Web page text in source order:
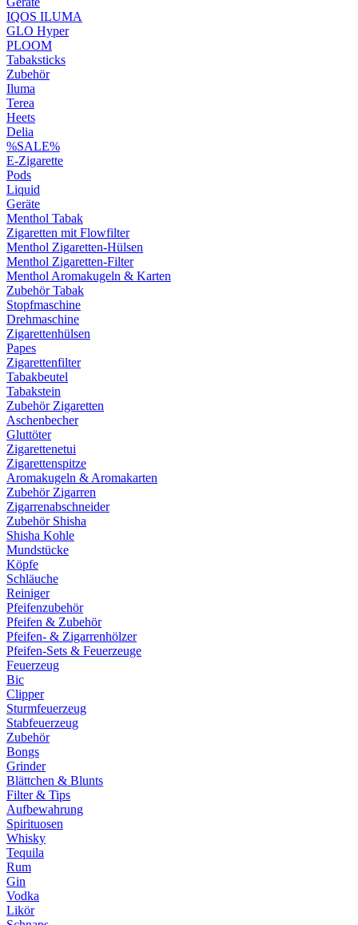
IQOS ILUMA
GLO Hyper
PLOOM
Tabaksticks
Zubehör
Iluma
Terea
Heets
Delia
%SALE%
E-Zigarette
Pods
Liquid
Geräte
Menthol Tabak
Zigaretten mit Flowfilter
Menthol Zigaretten-Hülsen
Menthol Zigaretten-Filter
Menthol Aromakugeln & Karten
Zubehör Tabak
Stopfmaschine
Drehmaschine
Zigarettenhülsen
Papes
Zigarettenfilter
Tabakbeutel
Tabakstein
Zubehör Zigaretten
Aschenbecher
Gluttöter
Zigarettenetui
Zigarettenspitze
Aromakugeln & Aromakarten
Zubehör Zigarren
Zigarrenabschneider
Zubehör Shisha
Shisha Kohle
Mundstücke
Köpfe
Schläuche
Reiniger
Pfeifenzubehör
Pfeifen & Zubehör
Pfeifen- & Zigarrenhölzer
Pfeifen-Sets & Feuerzeuge
Feuerzeug
Bic
Clipper
Sturmfeuerzeug
Stabfeuerzeug
Zubehör
Bongs
Grinder
Blättchen & Blunts
Filter & Tips
Aufbewahrung
Spirituosen
Whisky
Tequila
Rum
Gin
Vodka
Likör